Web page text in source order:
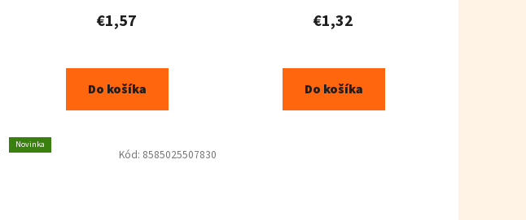
€1,57
Do košíka
€1,32
Do košíka
Novinka
Kód: 8585025507830